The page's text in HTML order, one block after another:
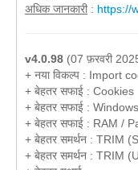
अधिक जानकारी: https://
v4.0.98 (07 फ़रवरी
+ नया विकल्प : Import
+ बेहतर सफाई : Cookies
+ बेहतर सफाई :
+ बेहतर सफाई : RAM /
+ बेहतर समर्थन : TRIM
+ बेहतर समर्थन : TRIM